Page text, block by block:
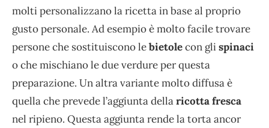
molti personalizzano la ricetta in base al proprio
gusto personale. Ad esempio è molto facile trovare
persone che sostituiscono lebietolecon glispinaci
o che mischiano le due verdure per questa
preparazione. Un altra variante molto diffusa è
quella che prevede l’aggiunta dellaricotta fresca
nel ripieno. Questa aggiunta rende la torta ancor